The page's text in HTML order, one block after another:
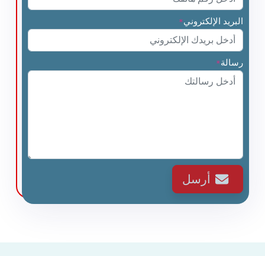
البريد الإلكتروني*
رسالة*
أرسل